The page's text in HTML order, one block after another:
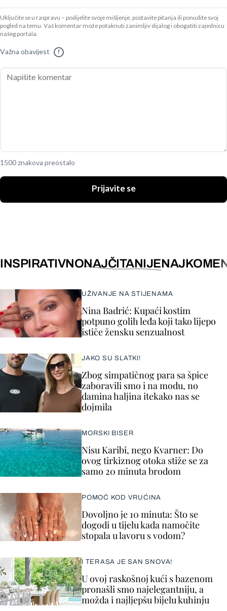
Uključite se u raspravu – podijelite svoje mišljenje, postavite pitanja ili ponudite svoj
pogled na temu. Vaš komentar može potaknuti zanimljiv dijalog i obogatiti zajednicu
našeg portala.
Važna obavijest !
1500 znakova preostalo
Prijavite se
INSPIRATIVNONAJČITANIJE
UŽIVANJE NA STIJENAMA
Nina Badrić: Kupaći kostim
potpuno golih leđa koji tako lijepo
ističe žensku senzualnost
JAKO SU SLATKI!
Zbog simpatičnog para sa špice
zaboravili smo i na modu, no
damina haljina itekako nas se
dojmila
MORSKI BISER
Nisu Karibi, nego Kvarner: Do
ovog tirkiznog otoka stiže se za
samo 20 minuta brodom
POMOĆ KOD VRUĆINA
Dovoljno je 10 minuta: Što se
dogodi u tijelu kada namočite
stopala u lavoru s vodom?
I TERASA JE SAN SNOVA!
U ovoj raskošnoj kući s bazenom
pronašli smo najelegantniju, a
možda i najljepšu bijelu kuhinju